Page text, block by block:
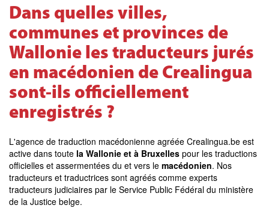
Dans quelles villes,
communes et provinces de
Wallonie les traducteurs jurés
en macédonien de Crealingua
sont-ils officiellement
enregistrés ?
L'agence de traduction macédonienne agréée Crealingua.be est
active dans toute la Wallonie et à Bruxelles pour les traductions
officielles et assermentées du et vers le macédonien. Nos
traducteurs et traductrices sont agréés comme experts
traducteurs judiciaires par le Service Public Fédéral du ministère
de la Justice belge.